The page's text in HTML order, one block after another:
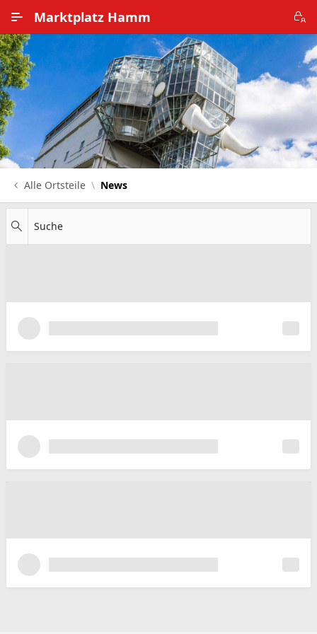
Marktplatz Hamm
Alle Ortsteile
Impressum
Nutzungsbedingungen
Datenschutz
Alle Ortsteile News
Suche